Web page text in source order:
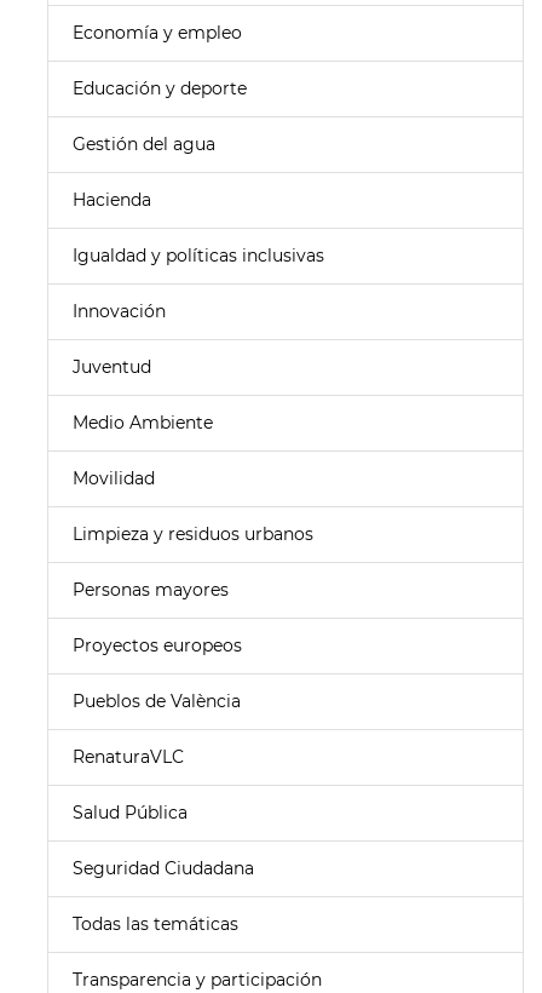
Economía y empleo
Educación y deporte
Gestión del agua
Hacienda
Igualdad y políticas inclusivas
Innovación
Juventud
Medio Ambiente
Movilidad
Limpieza y residuos urbanos
Personas mayores
Proyectos europeos
Pueblos de València
RenaturaVLC
Salud Pública
Seguridad Ciudadana
Todas las temáticas
Transparencia y participación